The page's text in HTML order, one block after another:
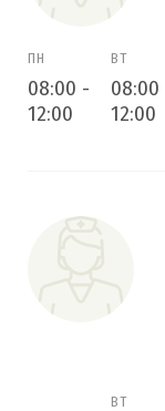
ПН
08:00 -
12:00
ВТ
08:00
12:00
ВТ